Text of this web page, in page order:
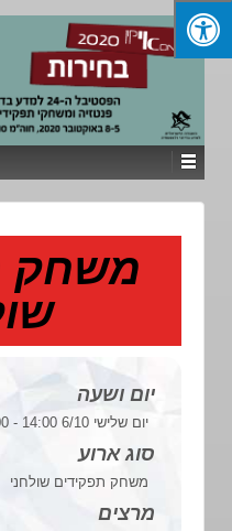
משחק
יום ושעה
יום שלישי 6/10 14:00 - 19:00
סוג ארוע
משחק תפקידים שולחני
מרצים